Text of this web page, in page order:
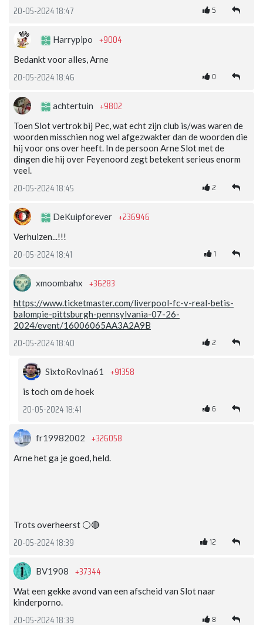
20-05-2024 18:47 5
Harrypipo +9004
Bedankt voor alles, Arne
20-05-2024 18:46 0
achtertuin +9802
Toen Slot vertrok bij Pec, wat echt zijn club is/was waren de
woorden misschien nog wel afgezwakter dan de woorden die
hij voor ons over heeft. In de persoon Arne Slot met de
dingen die hij over Feyenoord zegt betekent serieus enorm
veel.
20-05-2024 18:45 2
DeKuipforever +236946
Verhuizen...!!!
20-05-2024 18:41 1
xmoombahx +36283
https://www.ticketmaster.com/liverpool-fc-v-real-betis-
balompie-pittsburgh-pennsylvania-07-26-
2024/event/16006065AA3A2A9B
20-05-2024 18:40 2
SixtoRovina61 +91358
is toch om de hoek
20-05-2024 18:41 6
fr19982002 +326058
Arne het ga je goed, held.
Trots overheerst ⚪️🔴
20-05-2024 18:39 12
BV1908 +37344
Wat een gekke avond van een afscheid van Slot naar
kinderporno.
20-05-2024 18:39 8